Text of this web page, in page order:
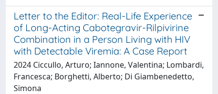
Letter to the Editor: Real-Life Experience
of Long-Acting Cabotegravir-Rilpivirine
Combination in a Person Living with HIV
with Detectable Viremia: A Case Report
2024 Ciccullo, Arturo; Iannone, Valentina; Lombardi,
Francesca; Borghetti, Alberto; Di Giambenedetto,
Simona